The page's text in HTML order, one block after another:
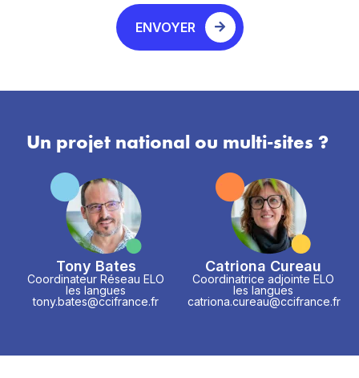
ENVOYER
Un projet national ou multi-sites ?
Tony Bates
Coordinateur Réseau ELO
les langues
tony.bates@ccifrance.fr
Catriona Cureau
Coordinatrice adjointe ELO
les langues
catriona.cureau@ccifrance.fr